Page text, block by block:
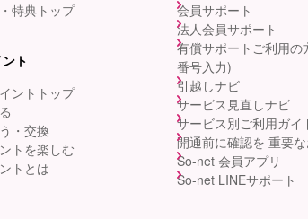
特典トップ
ト
ントトップ
・交換
トを楽しむ
トとは
会員サポート
法人会員サポート
有償サポートご利用の
番号入力)
引越しナビ
サービス見直しナビ
サービス別ご利用ガイ
開通前に確認を 重要
So-net 会員アプリ
So-net LINEサポート